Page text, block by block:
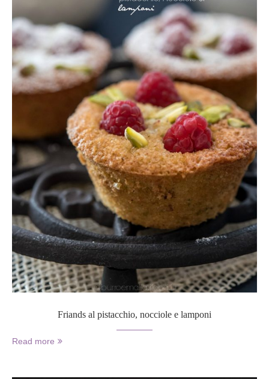
Friands al pistacchio, nocciole e lamponi
Read more